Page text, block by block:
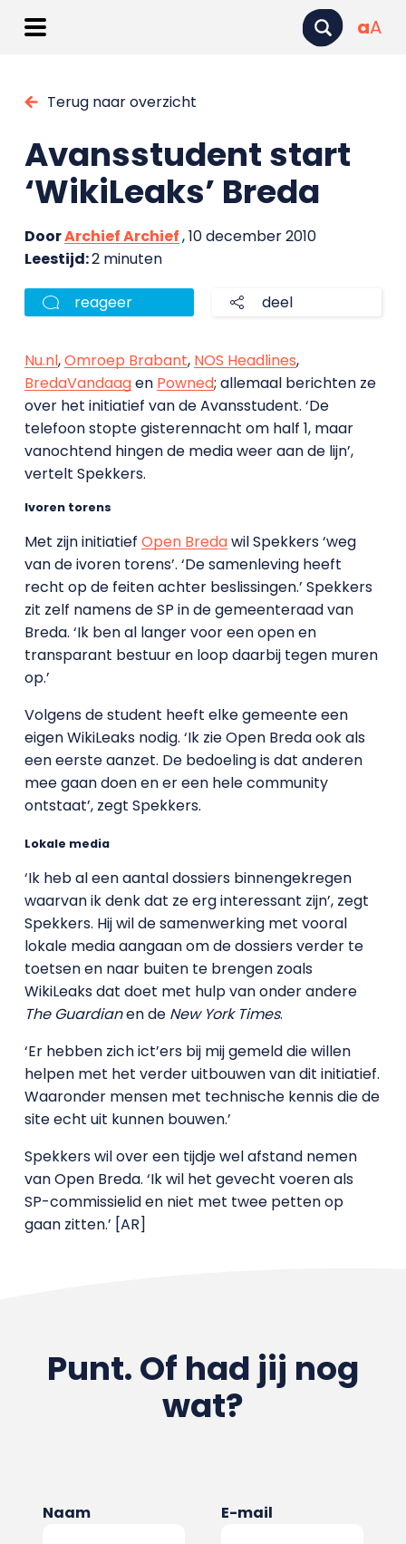
aA
Terug naar overzicht
Avansstudent start
‘WikiLeaks’ Breda
DoorArchief Archief, 10 december 2010
Leestijd:2 minuten
reageer deel
Nu.nl,Omroep Brabant, NOS Headlines,
BredaVandaagen Powned; allemaal berichten ze
over het initiatief van de Avansstudent. ‘De
telefoon stopte gisterennacht om half 1, maar
vanochtend hingen de media weer aan de lijn’,
vertelt Spekkers.
Ivoren torens
Met zijn initiatief Open Bredawil Spekkers ‘weg
van de ivoren torens’. ‘De samenleving heeft
recht op de feiten achter beslissingen.’ Spekkers
zit zelf namens de SP in de gemeenteraad van
Breda. ‘Ik ben al langer voor een open en
transparant bestuur en loop daarbij tegen muren
op.’
Volgens de student heeft elke gemeente een
eigen WikiLeaks nodig. ‘Ik zie Open Breda ook als
een eerste aanzet. De bedoeling is dat anderen
mee gaan doen en er een hele community
ontstaat’, zegt Spekkers.
Lokale media
‘Ik heb al een aantal dossiers binnengekregen
waarvan ik denk dat ze erg interessant zijn’, zegt
Spekkers. Hij wil de samenwerking met vooral
lokale media aangaan om de dossiers verder te
toetsen en naar buiten te brengen zoals
WikiLeaks dat doet met hulp van onder andere
The Guardianen de New York Times.
‘Er hebben zich ict’ers bij mij gemeld die willen
helpen met het verder uitbouwen van dit initiatief.
Waaronder mensen met technische kennis die de
site echt uit kunnen bouwen.’
Spekkers wil over een tijdje wel afstand nemen
van Open Breda. ‘Ik wil het gevecht voeren als
SP-commissielid en niet met twee petten op
gaan zitten.’ [AR]
Punt. Of had jij nog
wat?
Naam E-mail